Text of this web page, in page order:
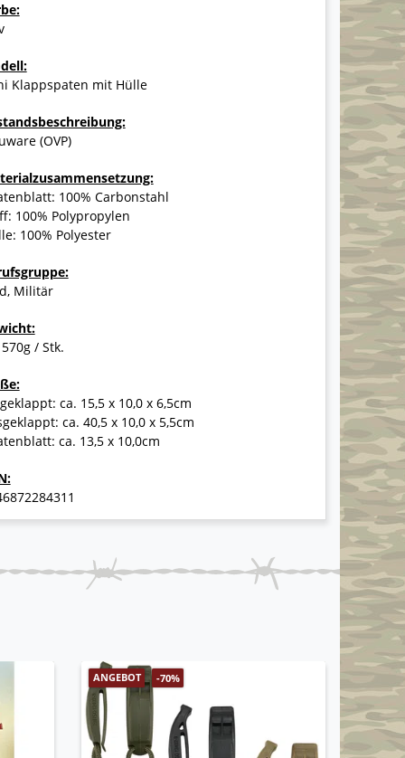
Klappspaten mit Hülle
(OVP)
100% Carbonstahl
100% Polypropylen
100% Polyester
Militär
/ Stk.
ca. 15,5 x 10,0 x 6,5cm
ca. 40,5 x 10,0 x 5,5cm
ca. 13,5 x 10,0cm
ANGEBOT -70%